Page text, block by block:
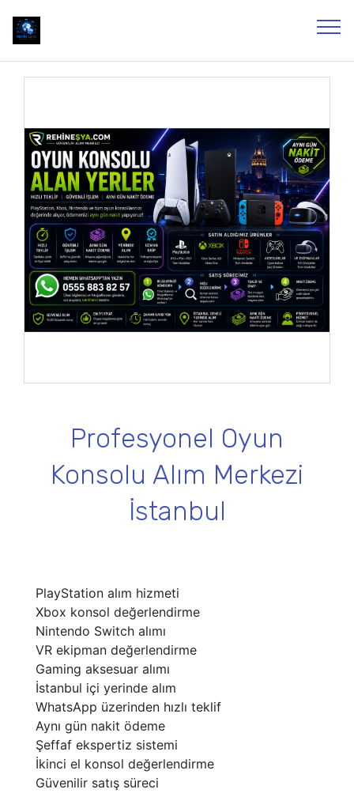
Profesyonel Oyun
Konsolu Alım Merkezi
İstanbul
PlayStation alım hizmeti
Xbox konsol değerlendirme
Nintendo Switch alımı
VR ekipman değerlendirme
Gaming aksesuar alımı
İstanbul içi yerinde alım
WhatsApp üzerinden hızlı teklif
Aynı gün nakit ödeme
Şeffaf ekspertiz sistemi
İkinci el konsol değerlendirme
Güvenilir satış süreci